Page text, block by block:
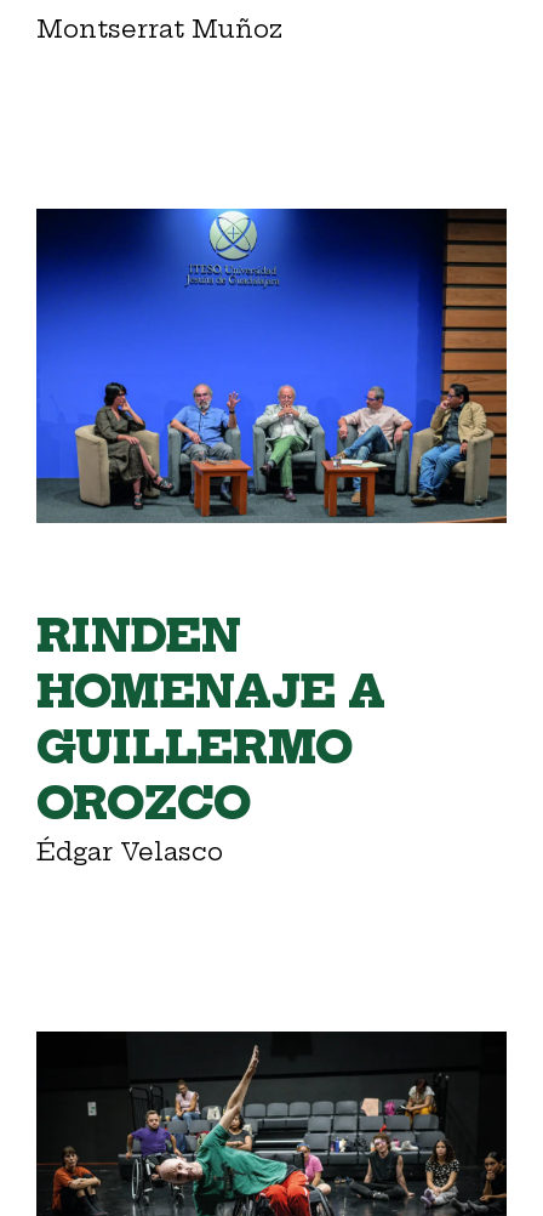
Montserrat Muñoz
RINDEN
HOMENAJE A
GUILLERMO
OROZCO
Édgar Velasco